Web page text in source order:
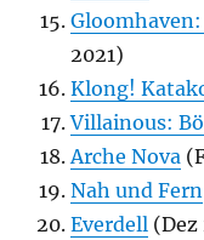
2021)
Klong!
Villainous:
Arche Nova
Nah und Fern
Everdell (Dez